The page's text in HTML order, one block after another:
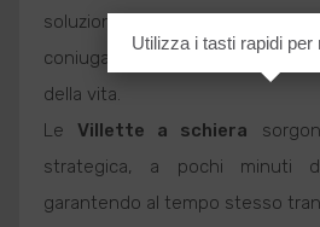
soluzione abitativa
coniugare design
della vita.
Le Villette a schiera
strategica, a pochi minuti
garantendo al tempo stesso
Utilizza i tasti rapidi per